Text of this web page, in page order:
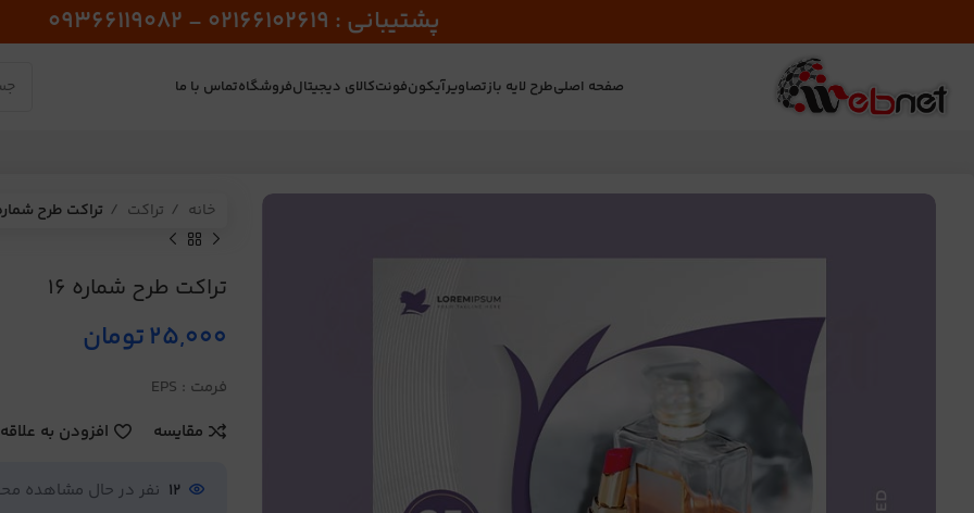
پشتیبانی : 02166102619 - 09366119082
صفحه اصلیطرح لایه بازتصاویرآیکونفونتکالای دیجیتالفروشگاهتماس با ما
خانه تراکت تراکت طرح شماره
تراکت طرح شماره 16
25,000تومان
فرمت : EPS
مقایسه
افزودن به
12 نفر در حال مشاهده